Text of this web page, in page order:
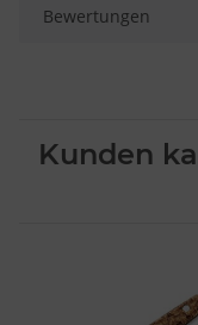
Bewertungen
Kunden